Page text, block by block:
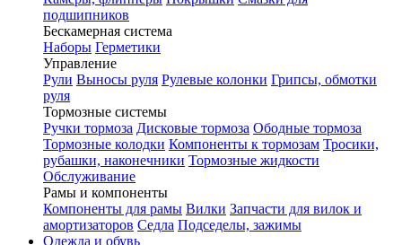
подшипников
Бескамерная система
Наборы Герметики
Управление
Рули Выносы руля Рулевые колонки Грипсы, обмотки
руля
Тормозные системы
Ручки тормоза Дисковые тормоза Ободные тормоза
Тормозные колодки Компоненты к тормозам Тросики,
рубашки, наконечники Тормозные жидкости
Обслуживание
Рамы и компоненты
Компоненты для рамы Вилки Запчасти для вилок и
амортизаторов Седла Подседелы, зажимы
Одежда и обувь